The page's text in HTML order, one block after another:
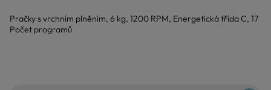
Pračky s vrchním plněním, 6 kg, 1200 RPM, Energetická třída C, 17
Počet programů